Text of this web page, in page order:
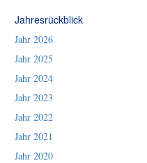
Jahresrückblick
Jahr 2026
Jahr 2025
Jahr 2024
Jahr 2023
Jahr 2022
Jahr 2021
Jahr 2020